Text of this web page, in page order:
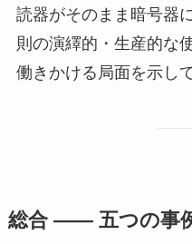
読器がそのまま暗号器
則の演繹的・生産的な
働きかける局面を示し
総合 —— 五つの事